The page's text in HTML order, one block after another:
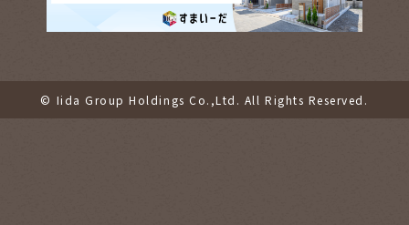
© Iida Group Holdings Co.,Ltd. All Rights Reserved.